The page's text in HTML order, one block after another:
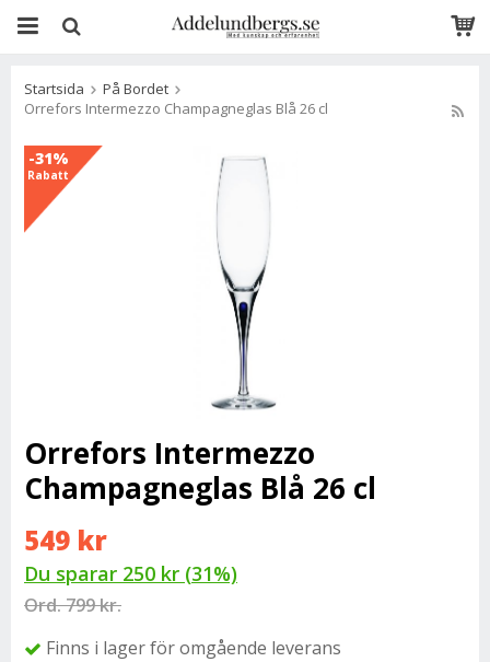
Startsida
På Bordet
Orrefors Intermezzo Champagneglas Blå 26 cl
-31%
Rabatt
Orrefors Intermezzo
Champagneglas Blå 26 cl
549 kr
Du sparar 250 kr (31%)
Ord.799 kr.
Finns i lager för omgående leverans